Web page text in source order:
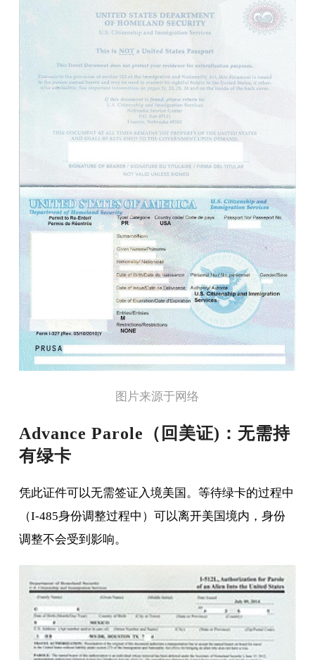
图片来源于网络
Advance Parole（回美证)：无需持
有绿卡
凭此证件可以无需签证入境美国。等待绿卡的过程中
（I-485身份调整过程中）可以离开美国境内，身份
调整不会受到影响。